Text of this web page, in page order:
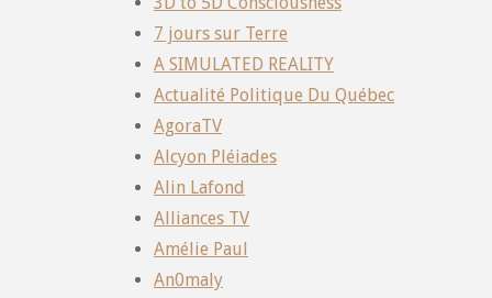
7 jours sur Terre
A SIMULATED REALITY
Actualité Politique Du Québec
AgoraTV
Alcyon Pléiades
Alin Lafond
Alliances TV
Amélie Paul
An0maly